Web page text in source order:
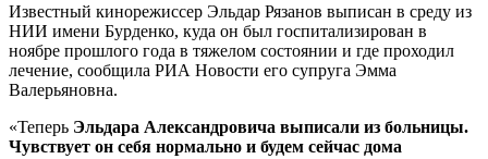
Известный кинорежиссер Эльдар Рязанов выписан в среду из
НИИ имени Бурденко, куда он был госпитализирован в
ноябре прошлого года в тяжелом состоянии и где проходил
лечение, сообщила РИА Новости его супруга Эмма
Валерьяновна.
«Теперь Эльдара Александровича выписали из больницы.
Чувствует он себя нормально и будем сейчас дома